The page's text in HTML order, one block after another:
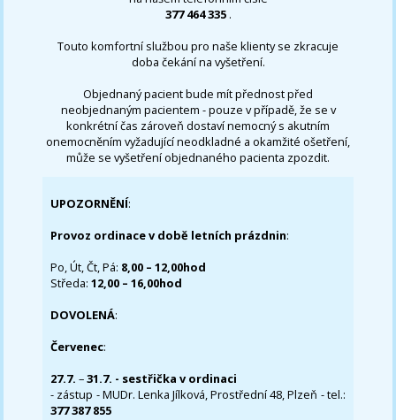
377 464 335 .
Touto komfortní službou pro naše klienty se zkracuje
doba čekání na vyšetření.
Objednaný pacient bude mít přednost před
neobjednaným pacientem - pouze v případě, že se v
konkrétní čas zároveň dostaví nemocný s akutním
onemocněním vyžadující neodkladné a okamžité ošetření,
může se vyšetření objednaného pacienta zpozdit.
UPOZORNĚNÍ:
Provoz ordinace v době letních prázdnin:
Po, Út, Čt, Pá: 8,00 – 12,00hod
Středa:12,00 – 16,00hod
DOVOLENÁ:
Červenec:
27.7.–31.7. - sestřička v ordinaci
- zástup - MUDr. Lenka Jílková, Prostřední 48, Plzeň - tel.:
377 387 855